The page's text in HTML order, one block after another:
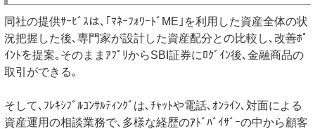
同社の提供ｻｰﾋﾞｽは､｢ﾏﾈｰﾌｫﾜｰﾄﾞME｣を利用した資産全体の状
況把握した後､専門家が設計した資産配分との比較し､改善ﾎﾟ
ｲﾝﾄを提案｡そのままｱﾌﾟﾘからSBI証券にﾛｸﾞｲﾝ後､金融商品の
取引ができる｡
そして､ﾌﾚｷｼﾌﾞﾙｺﾝｻﾙﾃｨﾝｸﾞは､ﾁｬｯﾄや電話､ｵﾝﾗｲﾝ､対面による
資産運用の相談業務で､多様な経歴のｱﾄﾞﾊﾞｲｻﾞｰの中から顧客